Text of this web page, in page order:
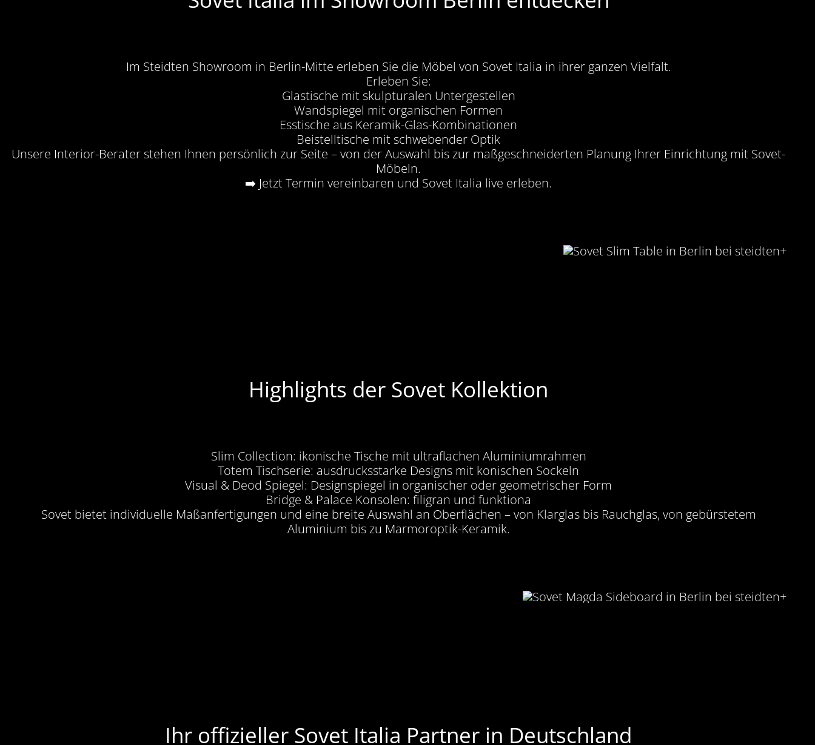
Im Steidten Showroom in Berlin-Mitte erleben Sie die Möbel von Sovet Italia in ihrer ganzen Vielfalt.
Erleben Sie:
Glastische mit skulpturalen Untergestellen
Wandspiegel mit organischen Formen
Esstische aus Keramik-Glas-Kombinationen
Beistelltische mit schwebender Optik
Unsere Interior-Berater stehen Ihnen persönlich zur Seite – von der Auswahl bis zur maßgeschneiderten Planung Ihrer Einrichtung mit Sovet-
Möbeln.
➡️ Jetzt Termin vereinbaren und Sovet Italia live erleben.
Highlights der Sovet Kollektion
Slim Collection: ikonische Tische mit ultraflachen Aluminiumrahmen
Totem Tischserie: ausdrucksstarke Designs mit konischen Sockeln
Visual & Deod Spiegel: Designspiegel in organischer oder geometrischer Form
Bridge & Palace Konsolen: filigran und funktiona
Sovet bietet individuelle Maßanfertigungen und eine breite Auswahl an Oberflächen – von Klarglas bis Rauchglas, von gebürstetem
Aluminium bis zu Marmoroptik-Keramik.
Ihr offizieller Sovet Italia Partner in Deutschland